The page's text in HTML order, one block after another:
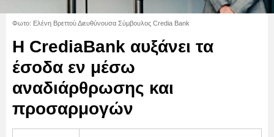
Φωτο: Ελένη Βρεττού Διευθύνουσα Σύμβουλος Credia Bank
Η CrediaBank αυξάνει τα
έσοδα εν μέσω
αναδιάρθρωσης και
προσαρμογών